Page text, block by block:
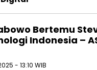
Bertemu
Indonesia –
- 13:10 WIB